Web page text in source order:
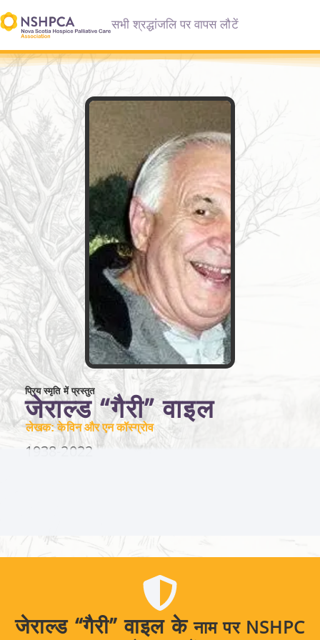
सभी श्रद्धांजलि पर वापस लौटें
प्रिय स्मृति में प्रस्तुत
जेराल्ड “गैरी” वाइल
लेखक: केविन और एन कॉस्ग्रोव
1938 -2022
जेराल्ड “गैरी” वाइल केनाम पर NSHPC